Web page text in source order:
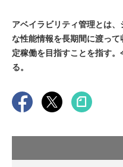
アベイラビリティ管理とは
な性能情報を長期間に渡っ
定稼働を目指すことを指す
る。